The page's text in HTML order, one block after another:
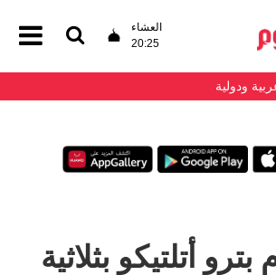
العشاء
20:25
ودولية
بترو أتلتيكو بثلاثية